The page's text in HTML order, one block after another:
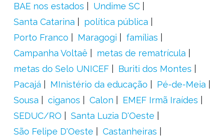
BAE nos estados
Undime SC
Santa Catarina
política pública
Porto Franco
Maragogi
famílias
Campanha Voltaê
metas de rematrícula
metas do Selo UNICEF
Buriti dos Montes
Pacajá
MInistério da educação
Pé-de-Meia
Sousa
ciganos Calon
EMEF Irmã Iraídes
SEDUC/RO
Santa Luzia D'Oeste
São Felipe D'Oeste
Castanheiras